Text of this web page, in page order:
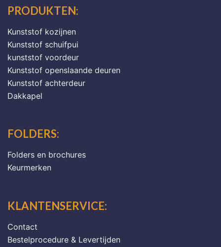
PRODUKTEN:
Kunststof kozijnen
Kunststof schuifpui
kunststof voordeur
Kunststof openslaande deuren
Kunststof achterdeur
Dakkapel
FOLDERS:
Folders en brochures
Keurmerken
KLANTENSERVICE:
Contact
Bestelprocedure & Levertijden